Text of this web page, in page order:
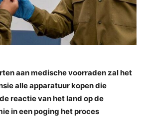
aan medische voorraden zal het
alle apparatuur kopen die
reactie van het land op de
in een poging het proces